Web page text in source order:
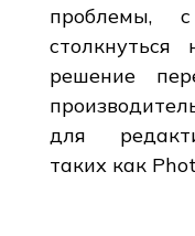
проблемы,
решение
для
таких как